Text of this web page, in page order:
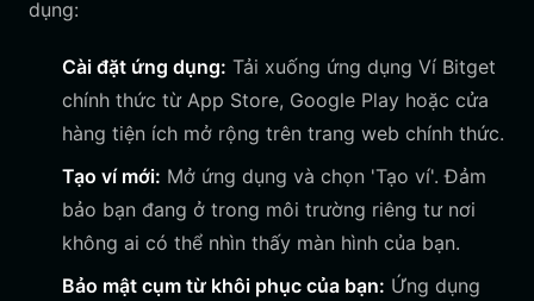
dụng:
Cài đặt ứng dụng: Tải xuống ứng dụng Ví Bitget
chính thức từ App Store, Google Play hoặc cửa
hàng tiện ích mở rộng trên trang web chính thức.
Tạo ví mới: Mở ứng dụng và chọn 'Tạo ví'. Đảm
bảo bạn đang ở trong môi trường riêng tư nơi
không ai có thể nhìn thấy màn hình của bạn.
Bảo mật cụm từ khôi phục của bạn: Ứng dụng